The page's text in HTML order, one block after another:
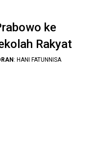
ke
Rakyat
: HANI FATUNNISA